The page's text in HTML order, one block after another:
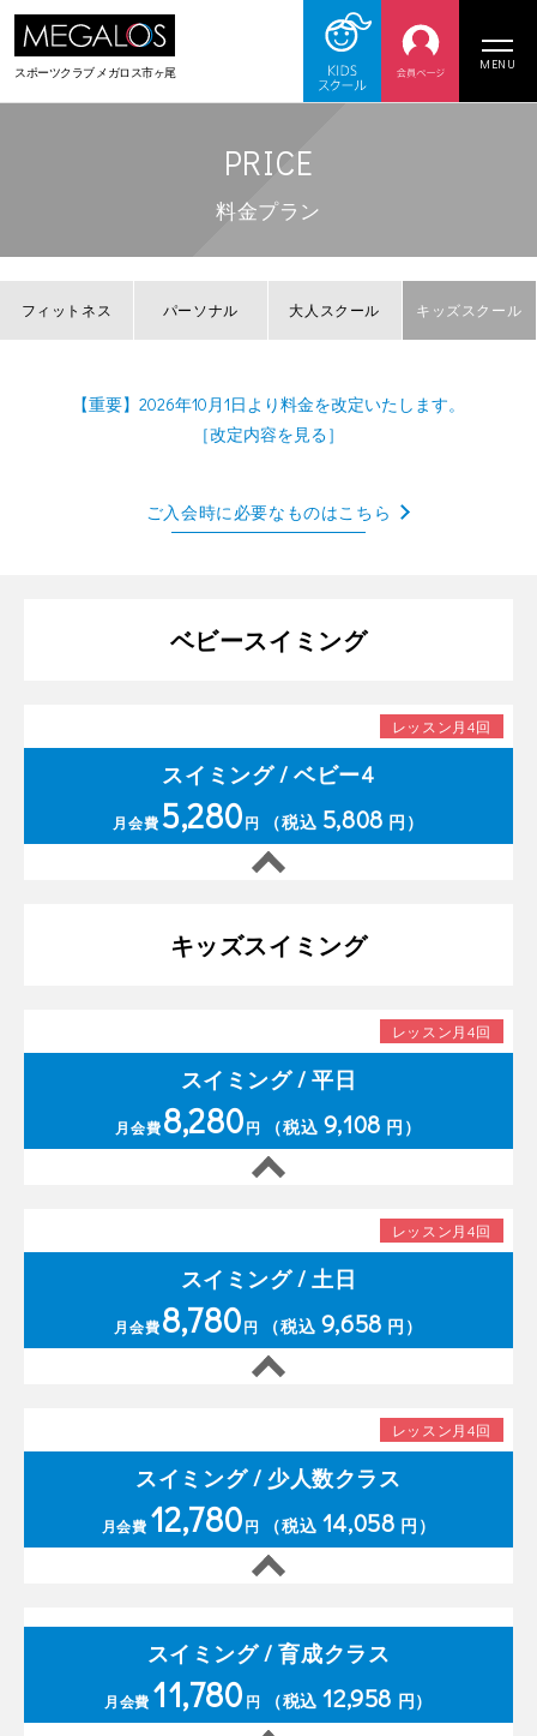
スポーツクラブメガロス市ヶ尾
MENU
PRICE
料金プラン
フィットネス パーソナル 大人スクール キッズスクール
【重要】2026年10月1日より料金を改定いたします。
［改定内容を見る］
ご入会時に必要なものはこちら
ベビースイミング
レッスン月4回
スイミング / ベビー4
月会費5,280円 （税込 5,808 円）
キッズスイミング
レッスン月4回
スイミング / 平日
月会費8,280円 （税込 9,108 円）
レッスン月4回
スイミング / 土日
月会費8,780円 （税込 9,658 円）
レッスン月4回
スイミング / 少人数クラス
月会費 12,780円 （税込 14,058 円）
スイミング / 育成クラス
月会費 11,780 円 （税込 12,958 円）